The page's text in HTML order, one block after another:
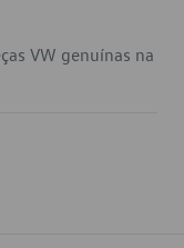
VW genuínas na